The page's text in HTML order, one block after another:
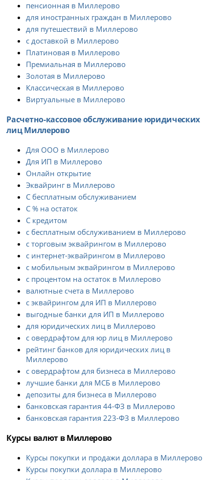
пенсионная в Миллерово
для иностранных граждан в Миллерово
для путешествий в Миллерово
с доставкой в Миллерово
Платиновая в Миллерово
Премиальная в Миллерово
Золотая в Миллерово
Классическая в Миллерово
Виртуальные в Миллерово
Расчетно-кассовое обслуживание юридических
лиц Миллерово
Для ООО в Миллерово
Для ИП в Миллерово
Онлайн открытие
Эквайринг в Миллерово
С бесплатным обслуживанием
С % на остаток
С кредитом
с бесплатным обслуживанием в Миллерово
с торговым эквайрингом в Миллерово
с интернет-эквайрингом в Миллерово
с мобильным эквайрингом в Миллерово
с процентом на остаток в Миллерово
валютные счета в Миллерово
с эквайрингом для ИП в Миллерово
выгодные банки для ИП в Миллерово
для юридических лиц в Миллерово
с овердрафтом для юр лиц в Миллерово
рейтинг банков для юридических лиц в
Миллерово
с овердрафтом для бизнеса в Миллерово
лучшие банки для МСБ в Миллерово
депозиты для бизнеса в Миллерово
банковская гарантия 44-ФЗ в Миллерово
банковская гарантия 223-ФЗ в Миллерово
Курсы валют в Миллерово
Курсы покупки и продажи доллара в Миллерово
Курсы покупки доллара в Миллерово